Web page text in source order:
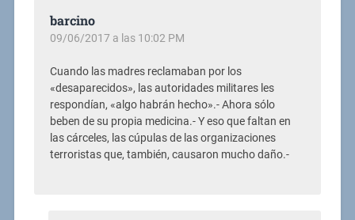
barcino
09/06/2017 a las 10:02 PM
Cuando las madres reclamaban por los
«desaparecidos», las autoridades militares les
respondían, «algo habrán hecho».- Ahora sólo
beben de su propia medicina.- Y eso que faltan en
las cárceles, las cúpulas de las organizaciones
terroristas que, también, causaron mucho daño.-